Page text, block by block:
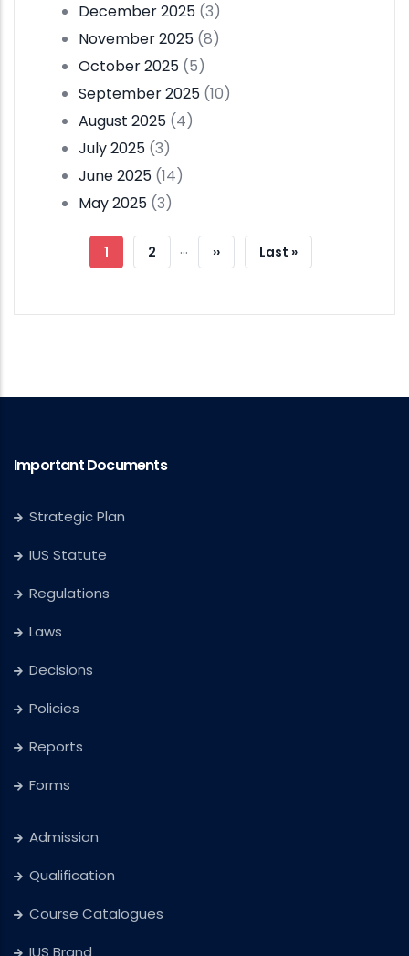
December 2025 (3)
November 2025 (8)
October 2025 (5)
September 2025 (10)
August 2025 (4)
July 2025 (3)
June 2025 (14)
May 2025 (3)
Pagination
Current
1 Page
2 …
Next
››
Last
Last »
Important Documents
Strategic Plan
IUS Statute
Regulations
Laws
Decisions
Policies
Reports
Forms
Admission
Qualification
Course Catalogues
IUS Brand